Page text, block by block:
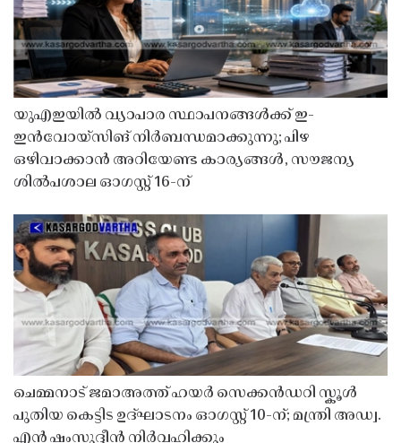
യുഎഇയിൽ വ്യാപാര സ്ഥാപനങ്ങൾക്ക് ഇ-
ഇൻവോയ്സിങ് നിർബന്ധമാക്കുന്നു; പിഴ
ഒഴിവാക്കാൻ അറിയേണ്ട കാര്യങ്ങൾ, സൗജന്യ
ശിൽപശാല ഓഗസ്റ്റ് 16-ന്
ചെമ്മനാട് ജമാഅത്ത് ഹയർ സെക്കൻഡറി സ്കൂൾ
പുതിയ കെട്ടിട ഉദ്ഘാടനം ഓഗസ്റ്റ് 10-ന്; മന്ത്രി അഡ്വ.
എൻ ഷംസുദ്ദീൻ നിർവഹിക്കും